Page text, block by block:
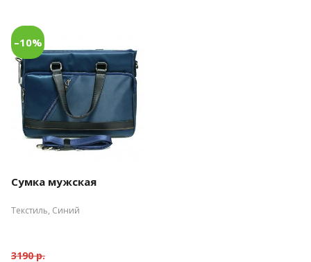
–10%
Сумка мужская
Текстиль, Синий
3190 р.